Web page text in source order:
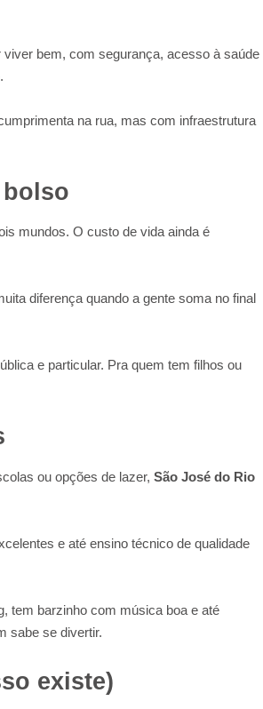
bem, com segurança, acesso à saúde
na rua, mas com infraestrutura
bolso
mundos. O custo de vida ainda é
diferença quando a gente soma no final
e particular. Pra quem tem filhos ou
ou opções de lazer, São José do Rio
e até ensino técnico de qualidade
tem barzinho com música boa e até
sabe se divertir.
existe)